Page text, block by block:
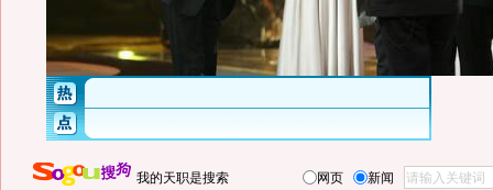
我的天职是搜索 网页 新闻